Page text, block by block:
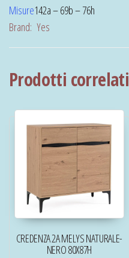
Misure142a – 69b – 76h
Brand: Yes
Prodotti correlati
CREDENZA 2A MELYS NATURALE-
NERO 80X87H